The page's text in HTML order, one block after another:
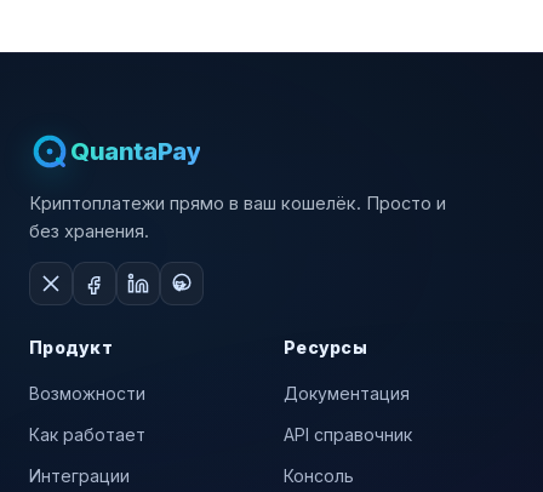
QuantaPay
Криптоплатежи прямо в ваш кошелёк. Просто и
без хранения.
Продукт
Возможности
Как работает
Интеграции
Ресурсы
Документация
API справочник
Консоль